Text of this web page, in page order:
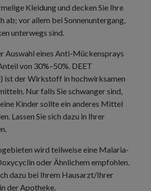
Kleidung und decken Sie Ihre
ab; vor allem bei Sonnenuntergang,
unterwegs sind.
Auswahl eines Anti-Mückensprays
von 30%–50%. DEET
) ist der Wirkstoff in hochwirksamen
Nur falls Sie schwanger sind,
Kinder sollte ein anderes Mittel
Lassen Sie sich dazu in Ihrer
wird teilweise eine Malaria-
oder Ähnlichem empfohlen.
dazu bei Ihrem Hausarzt/Ihrer
der Apotheke.